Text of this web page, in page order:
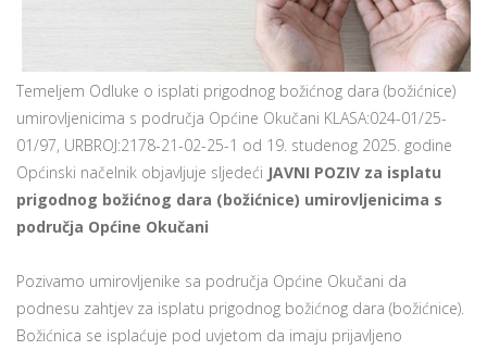
Temeljem Odluke o isplati prigodnog božićnog dara (božićnice)
umirovljenicima s područja Općine Okučani KLASA:024-01/25-
01/97, URBROJ:2178-21-02-25-1 od 19. studenog 2025. godine
Općinski načelnik objavljuje sljedeći JAVNI POZIV za isplatu
prigodnog božićnog dara (božićnice) umirovljenicima s
područja Općine Okučani
Pozivamo umirovljenike sa područja Općine Okučani da
podnesu zahtjev za isplatu prigodnog božićnog dara (božićnice).
Božićnica se isplaćuje pod uvjetom da imaju prijavljeno